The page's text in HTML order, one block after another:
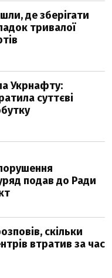
де зберігати
тривалої
Укрнафту:
суттєві
подав до Ради
скільки
втратив за час